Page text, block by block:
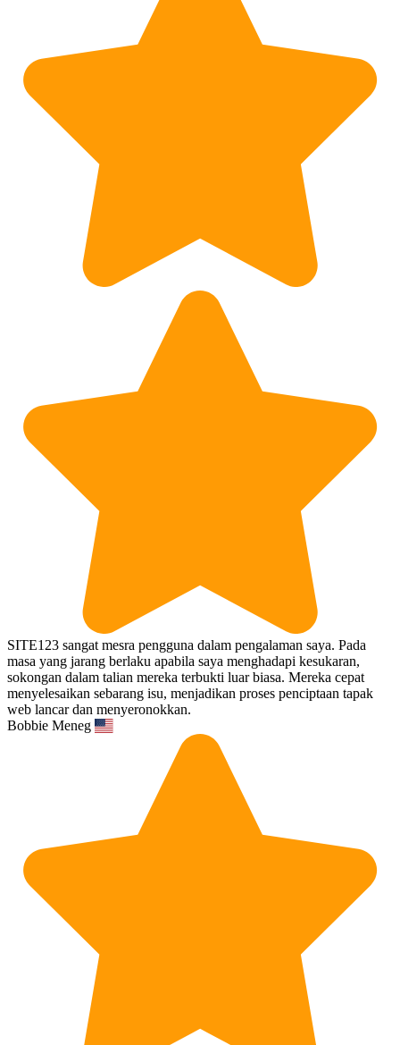
SITE123 sangat mesra pengguna dalam pengalaman saya. Pada
masa yang jarang berlaku apabila saya menghadapi kesukaran,
sokongan dalam talian mereka terbukti luar biasa. Mereka cepat
menyelesaikan sebarang isu, menjadikan proses penciptaan tapak
web lancar dan menyeronokkan.
Bobbie Meneg